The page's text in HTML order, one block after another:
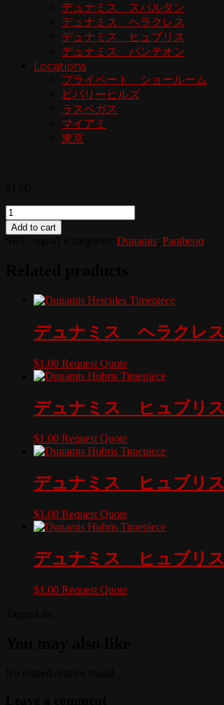
デュナミス スパルタン
デュナミス ヘラクレス
デュナミス ヒュブリス
デュナミス パンテオン
Locations
プライベート ショールーム
ビバリーヒルズ
ラスベガス
マイアミ
東京
Quantity
Add to cart
Dunamis Pantheon
デュナミス ヘラクレス
$1.00 Request Quote
デュナミス ヒュブリス
$1.00 Request Quote
デュナミス ヒュブリス
$1.00 Request Quote
デュナミス ヒュブリス
$1.00 Request Quote